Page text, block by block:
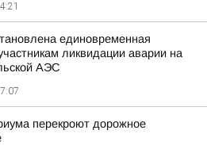
единовременная
ликвидации аварии на
АЭС
перекроют дорожное